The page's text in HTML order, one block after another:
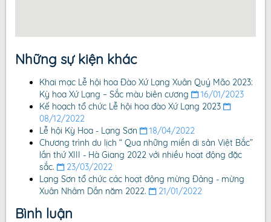
Những sự kiện khác
Khai mạc Lễ hội hoa Đào Xứ Lạng Xuân Quý Mão 2023:
Kỳ hoa Xứ Lạng – Sắc màu biên cương
16/01/2023
Kế hoạch tổ chức Lễ hội hoa đào Xứ Lạng 2023
08/12/2022
Lễ hội Kỳ Hoa - Lạng Sơn
18/04/2022
Chương trình du lịch “ Qua những miền di sản Việt Bắc”
lần thứ XIII - Hà Giang 2022 với nhiều hoạt động đặc
sắc.
23/03/2022
Lạng Sơn tổ chức các hoạt động mừng Đảng - mừng
Xuân Nhâm Dần năm 2022.
21/01/2022
Bình luận